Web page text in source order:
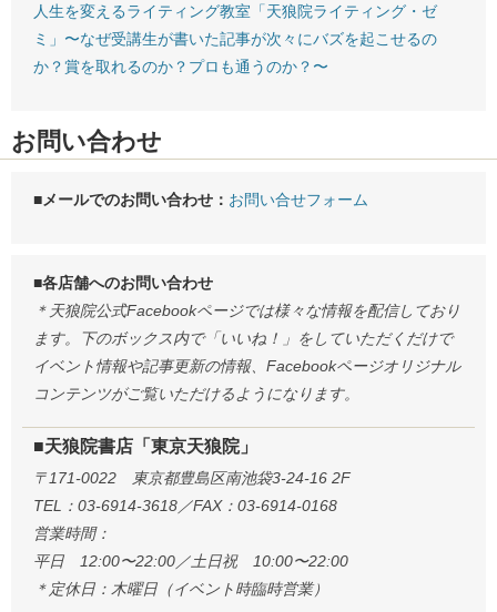
人生を変えるライティング教室「天狼院ライティング・ゼ
ミ」〜なぜ受講生が書いた記事が次々にバズを起こせるの
か？賞を取れるのか？プロも通うのか？〜
お問い合わせ
■メールでのお問い合わせ： お問い合せフォーム
■各店舗へのお問い合わせ
＊天狼院公式Facebookページでは様々な情報を配信しており
ます。下のボックス内で「いいね！」をしていただくだけで
イベント情報や記事更新の情報、Facebookページオリジナル
コンテンツがご覧いただけるようになります。
■天狼院書店「東京天狼院」
〒171-0022 東京都豊島区南池袋3-24-16 2F
TEL：03-6914-3618／FAX：03-6914-0168
営業時間：
平日 12:00〜22:00／土日祝 10:00〜22:00
＊定休日：木曜日（イベント時臨時営業）